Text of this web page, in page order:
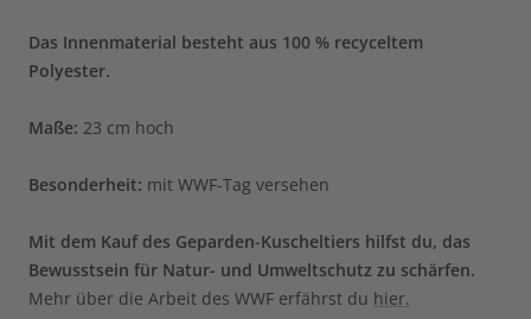
Das Innenmaterial besteht aus 100 % recyceltem
Polyester.
Maße: 23 cm hoch
Besonderheit: mit WWF-Tag versehen
Mit dem Kauf des Geparden-Kuscheltiers hilfst du, das
Bewusstsein für Natur- und Umweltschutz zu schärfen.
Mehr über die Arbeit des WWF erfährst du hier.